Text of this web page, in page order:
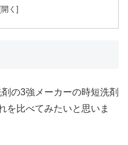
の3強メーカーの時短洗剤
を比べてみたいと思いま